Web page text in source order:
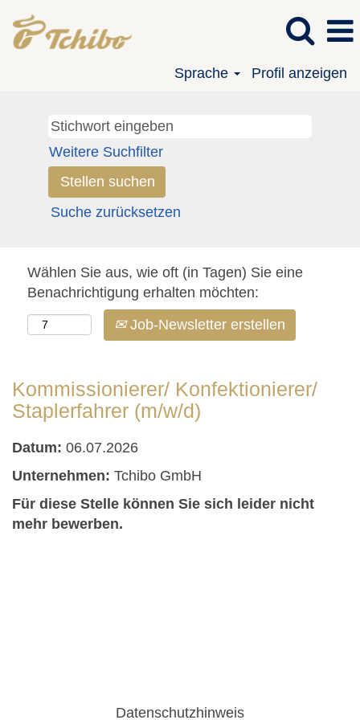
Sprache Profil anzeigen
Weitere Suchfilter
Suche zurücksetzen
Wählen Sie aus, wie oft (in Tagen) Sie eine
Benachrichtigung erhalten möchten:
Job-Newsletter erstellen
Kommissionierer/ Konfektionierer/
Staplerfahrer (m/w/d)
Datum: 06.07.2026
Unternehmen: Tchibo GmbH
Für diese Stelle können Sie sich leider nicht
mehr bewerben.
Datenschutzhinweis